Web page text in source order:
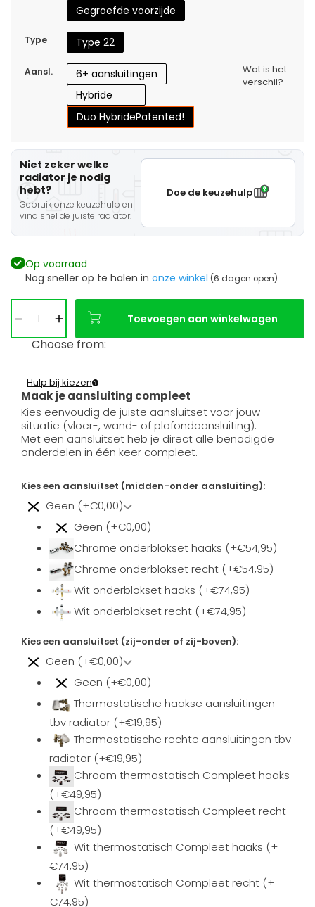
Gegroefde voorzijde
Type Type 22
Aansl.
6+ aansluitingen
Hybride
Duo HybridePatented!
Wat is het
verschil?
Niet zeker welke
radiator je nodig
hebt?
Gebruik onze keuzehulp en
vind snel de juiste radiator.
Doe de keuzehulp
Op voorraad
Nog sneller op te halen in onze winkel (6 dagen open)
Toevoegen aan winkelwagen
Choose from:
Maak je aansluiting compleet
Hulp bij kiezen
Kies eenvoudig de juiste aansluitset voor jouw
situatie (vloer-, wand- of plafondaansluiting).
Met een aansluitset heb je direct alle benodigde
onderdelen in één keer compleet.
Kies een aansluitset (midden-onder aansluiting):
Geen (+€0,00)
Geen (+€0,00)
Chrome onderblokset haaks (+€54,95)
Chrome onderblokset recht (+€54,95)
Wit onderblokset haaks (+€74,95)
Wit onderblokset recht (+€74,95)
Kies een aansluitset (zij-onder of zij-boven):
Geen (+€0,00)
Geen (+€0,00)
Thermostatische haakse aansluitingen
tbv radiator (+€19,95)
Thermostatische rechte aansluitingen tbv
radiator (+€19,95)
Chroom thermostatisch Compleet haaks
(+€49,95)
Chroom thermostatisch Compleet recht
(+€49,95)
Wit thermostatisch Compleet haaks (+
€74,95)
Wit thermostatisch Compleet recht (+
€74,95)